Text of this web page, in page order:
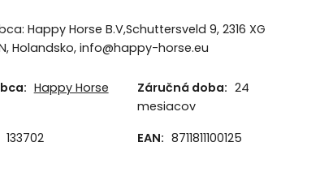
Happy Horse B.V,Schuttersveld 9, 2316 XG
Holandsko, info@happy-horse.eu
Happy Horse Záručná doba: 24
mesiacov
133702 EAN: 8711811100125